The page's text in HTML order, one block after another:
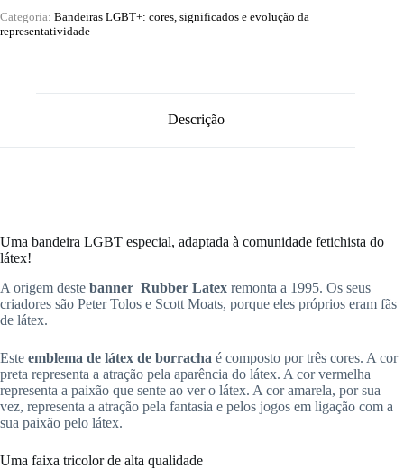
Categoria: Bandeiras LGBT+: cores, significados e evolução da
representatividade
Descrição
Uma bandeira LGBT especial, adaptada à comunidade fetichista do
látex!
A origem deste banner Rubber Latex remonta a 1995. Os seus
criadores são Peter Tolos e Scott Moats, porque eles próprios eram fãs
de látex.
Este emblema de látex de borracha é composto por três cores. A cor
preta representa a atração pela aparência do látex. A cor vermelha
representa a paixão que sente ao ver o látex. A cor amarela, por sua
vez, representa a atração pela fantasia e pelos jogos em ligação com a
sua paixão pelo látex.
Uma faixa tricolor de alta qualidade